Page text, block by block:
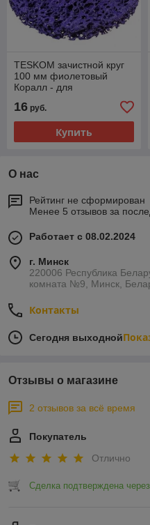
TESKOM зачистной круг
100 мм фиолетовый
Коралл - для
ржавчины и покрытий
16 руб.
Купить
О нас
Рейтинг не сформирован
Менее 5 отзывов за
Работает с 08.02.2024
г. Минск
220006 Республика
комната №9, Минск,
Контакты
Сегодня выходной
Отзывы о магазине
2 отзывов за всё время
Покупатель
Отлично
Сделка подтверждена